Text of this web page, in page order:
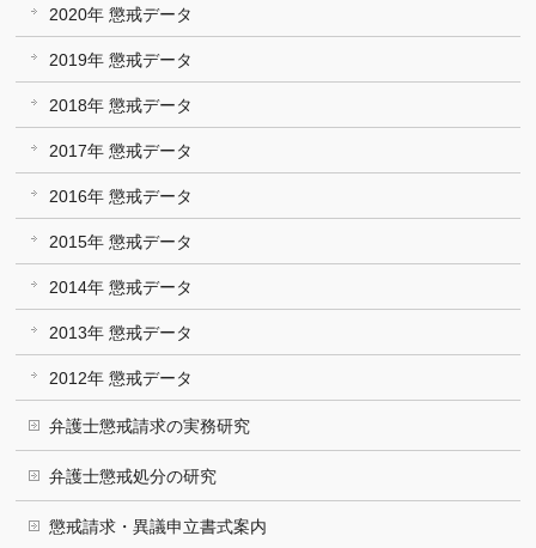
2020年 懲戒データ
2019年 懲戒データ
2018年 懲戒データ
2017年 懲戒データ
2016年 懲戒データ
2015年 懲戒データ
2014年 懲戒データ
2013年 懲戒データ
2012年 懲戒データ
弁護士懲戒請求の実務研究
弁護士懲戒処分の研究
懲戒請求・異議申立書式案内